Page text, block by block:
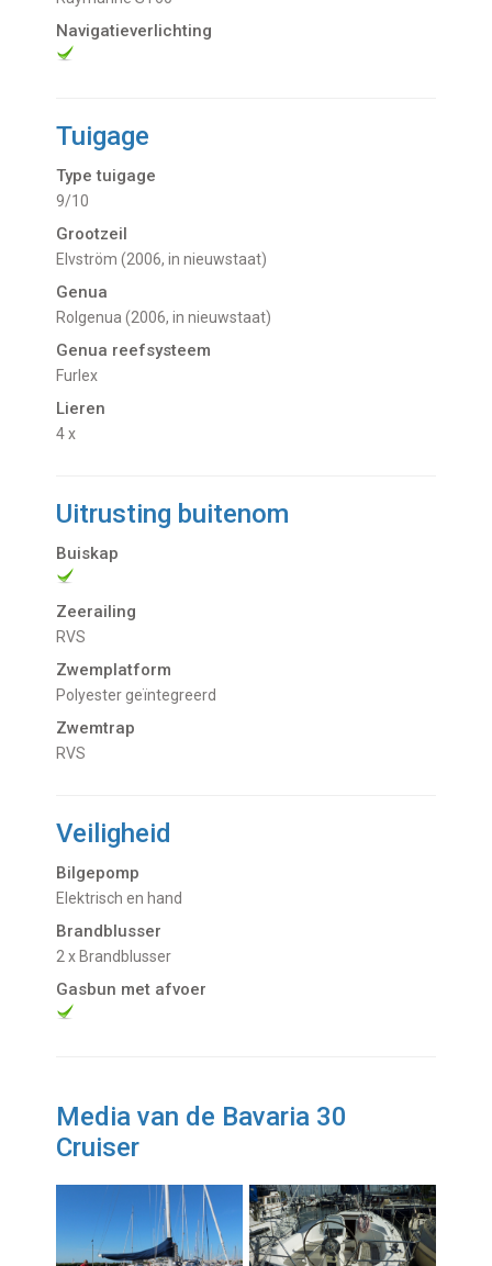
Navigatieverlichting
Tuigage
Type tuigage
9/10
Grootzeil
Elvström (2006, in nieuwstaat)
Genua
Rolgenua (2006, in nieuwstaat)
Genua reefsysteem
Furlex
Lieren
4 x
Uitrusting buitenom
Buiskap
Zeerailing
RVS
Zwemplatform
Polyester geïntegreerd
Zwemtrap
RVS
Veiligheid
Bilgepomp
Elektrisch en hand
Brandblusser
2 x Brandblusser
Gasbun met afvoer
Media van de Bavaria 30
Cruiser